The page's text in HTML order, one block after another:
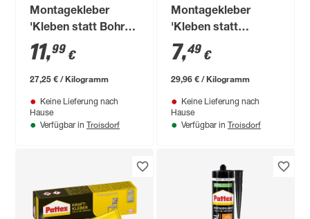
Montagekleber
'Kleben statt Bohren
Schwere
Gegenstände' weiß
440 g
11,99 €
27,25 € / Kilogramm
Keine Lieferung nach
Hause
Verfügbar in Troisdorf
Montagekleber
'Kleben statt
Bohren' weiß 250 g
7,49 €
29,96 € / Kilogramm
Keine Lieferung nach
Hause
Verfügbar in Troisdorf